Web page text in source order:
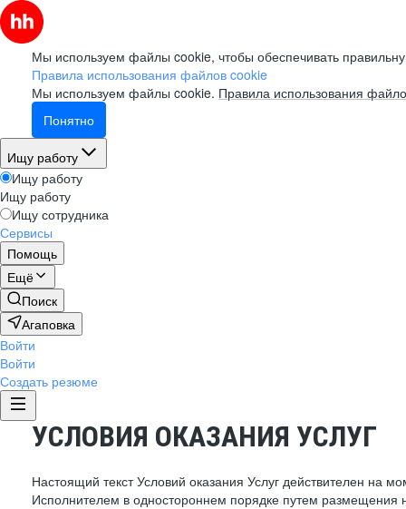
Мы используем файлы cookie, чтобы обеспечивать
Правила использования файлов cookie
Мы используем файлы cookie. Правила использования
Понятно
Ищу работу
Ищу работу
Ищу работу
Ищу сотрудника
Сервисы
Помощь
Ещё
Поиск
Агаповка
Войти
Войти
Создать резюме
УСЛОВИЯ ОКАЗАНИЯ УСЛУГ
Настоящий текст Условий оказания Услуг действителен на
Исполнителем в одностороннем порядке путем размещения